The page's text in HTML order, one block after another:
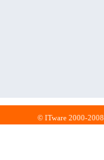
© ITware 2000-2008